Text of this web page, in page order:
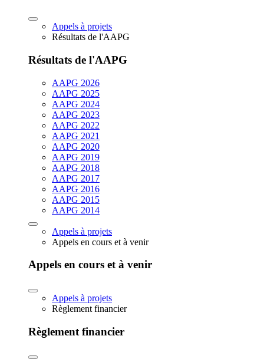
Appels à projets
Résultats de l'AAPG
Résultats de l'AAPG
AAPG 2026
AAPG 2025
AAPG 2024
AAPG 2023
AAPG 2022
AAPG 2021
AAPG 2020
AAPG 2019
AAPG 2018
AAPG 2017
AAPG 2016
AAPG 2015
AAPG 2014
Appels à projets
Appels en cours et à venir
Appels en cours et à venir
Appels à projets
Règlement financier
Règlement financier